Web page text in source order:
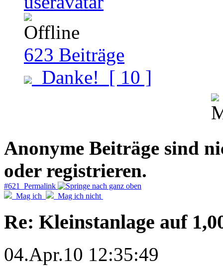
623 Beiträge
Danke! [ 10 ]
Anonyme Beiträge sind
oder registrieren.
#621 Permalink
Mag ich
Mag ich nicht
Re: Kleinstanlage auf
04.Apr.10 12:35:49